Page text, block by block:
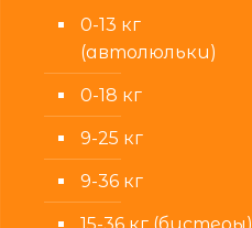
0-13 кг
(автолюльки)
0-18 кг
9-25 кг
9-36 кг